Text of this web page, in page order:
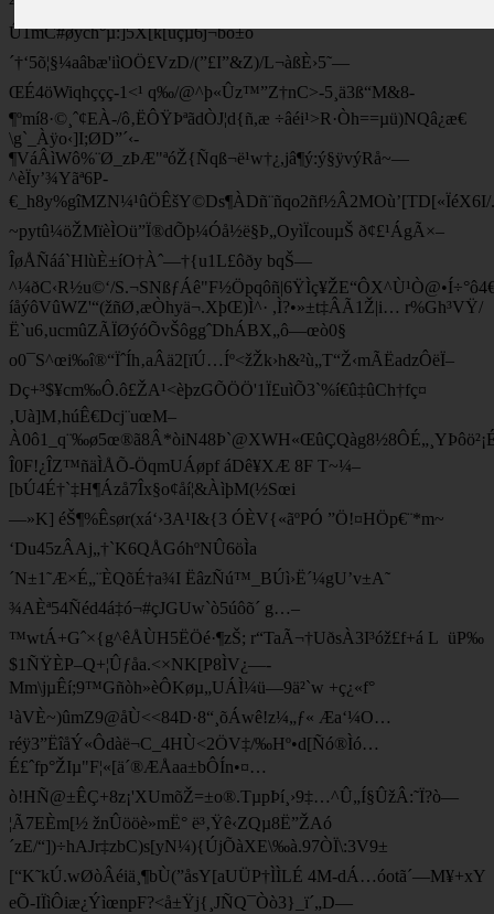
Û1mC#øÿch°µ:]5X[k[üçµ6j¬bo±ô
´†‘5õ¦§¼aâbæ'iìOÖ£VzD/(”£I”&Z)/L¬àßÈ›5˜—
ŒÉ4öWiqhççç-1<¹ q‰/@^þ«Ûz™”Z†nC>-5¸ä3ß“M&8­
¶ºmí8·©¸ˆ¢EÀ-/ô‚ËÔŸÞªãdÒJ¦d{ñ,æ ÷âéi¹>R·Òh==µü)NQâ¿æ€
\g`_Àÿo‹]I;ØD”´‹­
¶VáÂìWô%¨Ø_zÞÆ"ªóŽ{Ñqß¬ë¹w†¿,jâ¶ý:ý§ÿvýRå~—
^èÏy’¾Yãª6P-
~pytû¼öŽMïèÌOü”Ï®dÕþ¼Óå½ë§Þ„OyìÏcouµŠ ð¢£¹ÁgÃ×–
ÎøÅÑáá`HlùÈ±íO†Àˆ—†{u1L£ôðy bqŠ—
^¼ðC‹R½u©‘/
íåýôVûWZ'“(žñØ‚æÒhyä¬.XþŒ)Ì^· ,Ì?•»±t‡ÂÃ1Ž|i… r%Gh³VŸ/
Ë`u6‚ucmûZÃÏØýóÕvŠôggˆDhÁBX„ô­—œò0§
o0¯S^œi‰î®“ÏˆÍh‚aÂä2[ïÚ…Íº<žŽk›h&²ù„T“Ž‹mÃËadzÔëÏ–
Dç+³$¥cm‰Ô.ô£ŽA¹<èþzGÕÖÖ'1Ï£uìÕ3`%í€û‡ûCh†fç¤
‚Uà]M‚húÊ€Dcj¨uœM–
Î0F!¿ÎZ™ñäÌÅÕ-ÖqmUÁøpf áDê¥XÆ 8F T~¼–
[bÚ4É†`‡H¶Ázå7Îx§o¢åí¦&ÀìþM(½Sœi
—»K] éŠ¶%Êsør(xá‘›3A¹I&{3 ÓÈV{«ãºPÓ ”Ö!¤HÖp€¨*m~
‘Du45zÂAj„†`K6QÅGóhºNÛ6öÌa
´N±1˜Æ×É„¨ÈQõÉ†a¾I ËâzÑú™_BÚì›Ë´¼gU’v±A˜
¾AÈª54Ñéd4á‡ó¬#çJGUw`ò5úôõ´ g…–
™wtÁ+Gˆ×{g^êÅÙH5ËÖé·¶zŠ; r“TaÃ¬†UðsÀ3I³óž£f+á L üP‰
$1ÑŸÈP–Q+¦Ûƒåa.<×NK[P8ÌV¿—­
Mm\jµÊí;9™Gñòh»èÔKøµ„UÁÌ¼ü—9ä²`w +ç¿«f°
¹àVÈ~)ûmZ9@åÙ<<84D·8“¸õÁwê!z¼„­ƒ« Æa‘¼O…
réÿ3”ËîåÝ«Ôdàë¬C_4HÙ<2ÖV‡/‰Hº•d[Ñó®Ìó…
É£ˆfp°ŽIµ"F¦«[ä´®ÆÅaa±bÔÍn•¤…
ò!HÑ@±ÊÇ+8z¡'XUmõŽ=±o®.TµpÞí¸›9‡…^Û„Í§Û­žÂ:˜Ï?ò—
¦Ã7EÈm[½ žnÛööè»mË° ë³‚Ÿê‹ZQµ8Ë”ŽAó
´zE/“])÷hAJr‡zbC)s[yN¼){ÚjÕàXE\‰à.97ÒÏ\:3V9±
[“K˜kÚ.wØòÂéiä¸¶bÙ(”åsY[aUÜP†ÌÌLÉ 4M-dÁ…óotã´—M¥+xY
eÕ-IÏìÔiæ¿ÝìœnpF?<å±Ÿj{¸JÑQ¯Òò3}_ï´„D—